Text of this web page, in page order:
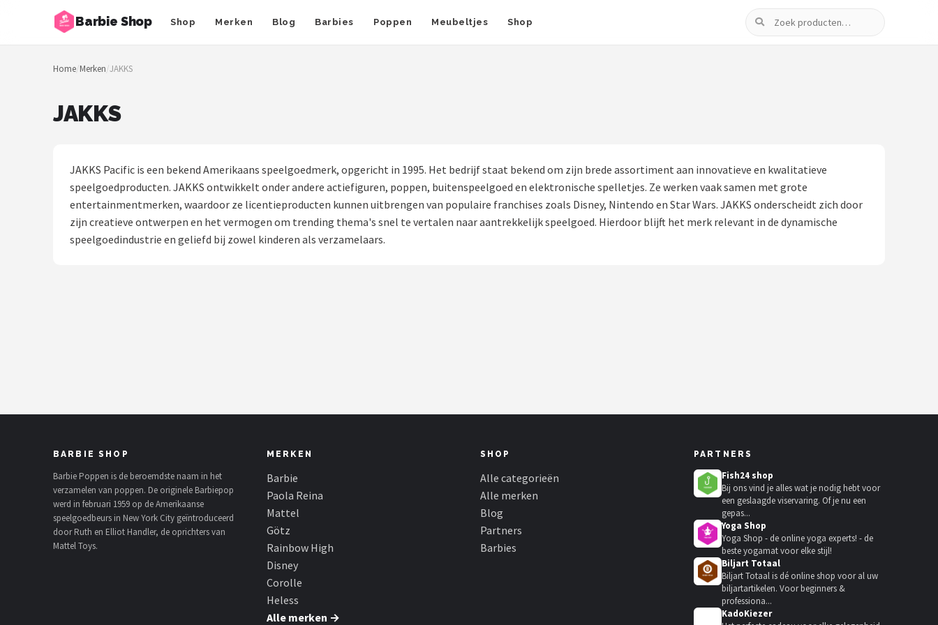
Barbie Shop Shop Merken Blog Barbies Poppen Meubeltjes Shop
Zoeken
Zoeken
NAVIGATIE
Barbies
Poppen
Götz
Rainbow High
Disney
Home/Merken/JAKKS
JAKKS
JAKKS Pacific is een bekend Amerikaans speelgoedmerk, opgericht in 1995. Het bedrijf staat bekend om zijn brede assortiment aan innovatieve en kwalitatieve
speelgoedproducten. JAKKS ontwikkelt onder andere actiefiguren, poppen, buitenspeelgoed en elektronische spelletjes. Ze werken vaak samen met grote
entertainmentmerken, waardoor ze licentieproducten kunnen uitbrengen van populaire franchises zoals Disney, Nintendo en Star Wars. JAKKS onderscheidt zich door
zijn creatieve ontwerpen en het vermogen om trending thema's snel te vertalen naar aantrekkelijk speelgoed. Hierdoor blijft het merk relevant in de dynamische
speelgoedindustrie en geliefd bij zowel kinderen als verzamelaars.
BARBIE SHOP
Barbie Poppen is de beroemdste naam in het
verzamelen van poppen. De originele Barbiepop
werd in februari 1959 op de Amerikaanse
speelgoedbeurs in New York City geïntroduceerd
door Ruth en Elliot Handler, de oprichters van
Mattel Toys.
MERKEN
Barbie
Paola Reina
Mattel
Götz
Rainbow High
Disney
Corolle
Heless
Alle merken →
SHOP
Alle categorieën
Alle merken
Blog
Partners
Barbies
PARTNERS
Fish24 shop
Bij ons vind je alles wat je nodig hebt voor
een geslaagde viservaring. Of je nu een
gepas...
Yoga Shop
Yoga Shop - de online yoga experts! - de
beste yogamat voor elke stijl!
Biljart Totaal
Biljart Totaal is dé online shop voor al uw
biljartartikelen. Voor beginners &
professiona...
KadoKiezer